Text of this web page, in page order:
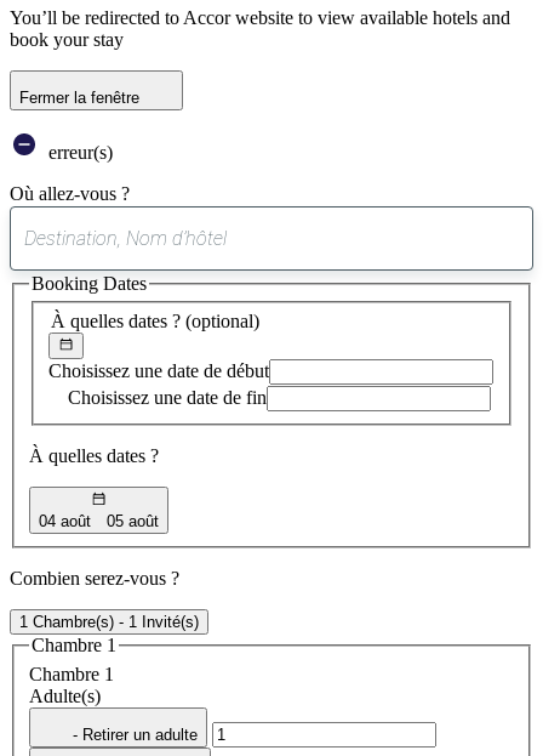
You’ll be redirected to Accor website to view available hotels and
book your stay
Fermer la fenêtre
erreur(s)
Où allez-vous ?
suggestion
trouvée
À quelles dates ? (optional)
Choisissez une date de début
Choisissez une date de fin
À quelles dates ?
04 août 05 août
Booking Dates
Combien serez-vous ?
1 Chambre(s) - 1 Invité(s)
Chambre 1
Chambre 1
Adulte(s)
- Retirer un adulte